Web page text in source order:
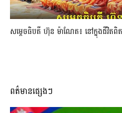
សម្តេចធិបតី ហ៊ុន ម៉ាណែត៖ នៅក្នុងជីវិតពិ
ពត៌មានផ្សេងៗ